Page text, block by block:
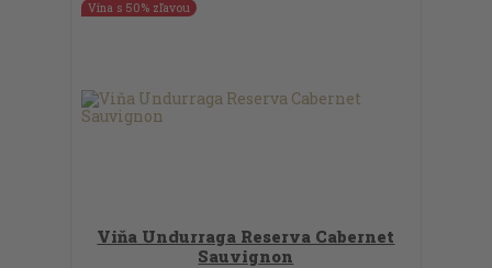
Vína s 50% zľavou
Viňa Undurraga Reserva Cabernet
Sauvignon